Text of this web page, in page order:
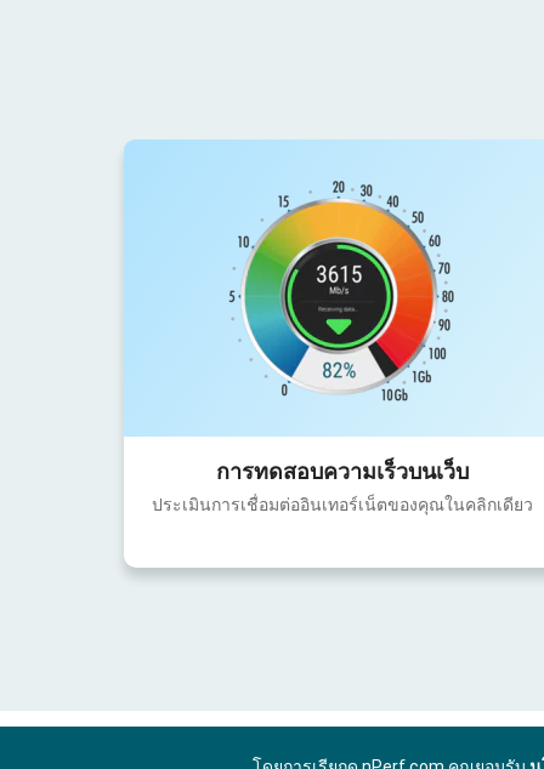
การทดสอบความเร็วบนเว็บ
ประเมินการเชื่อมต่ออินเทอร์เน็ตของคุณในคลิกเดียว